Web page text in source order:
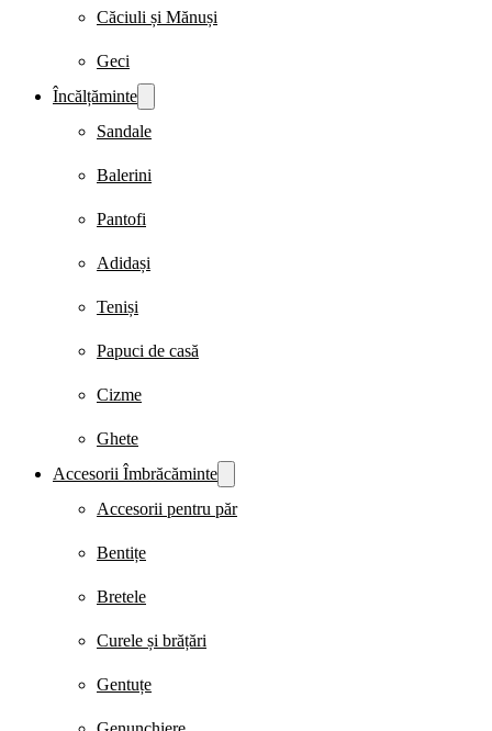
Căciuli și Mănuși
Geci
Încălțăminte
Sandale
Balerini
Pantofi
Adidași
Teniși
Papuci de casă
Cizme
Ghete
Accesorii Îmbrăcăminte
Accesorii pentru păr
Bentițe
Bretele
Curele și brățări
Gentuțe